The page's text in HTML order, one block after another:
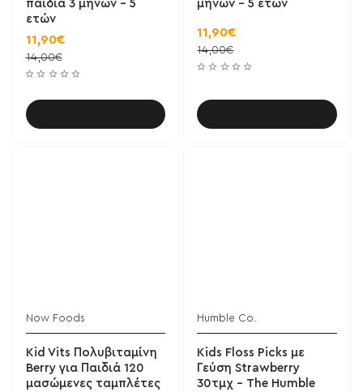
παιδιά 3 μηνών - 5
ετών
11,90€
14,00€
μηνών - 5 ετών
11,90€
14,00€
Now Foods
Kid Vits Πολυβιταμίνη
Berry για Παιδιά 120
μασώμενες ταμπλέτες
Humble Co.
Kids Floss Picks με
Γεύση Strawberry
30τμχ - The Humble